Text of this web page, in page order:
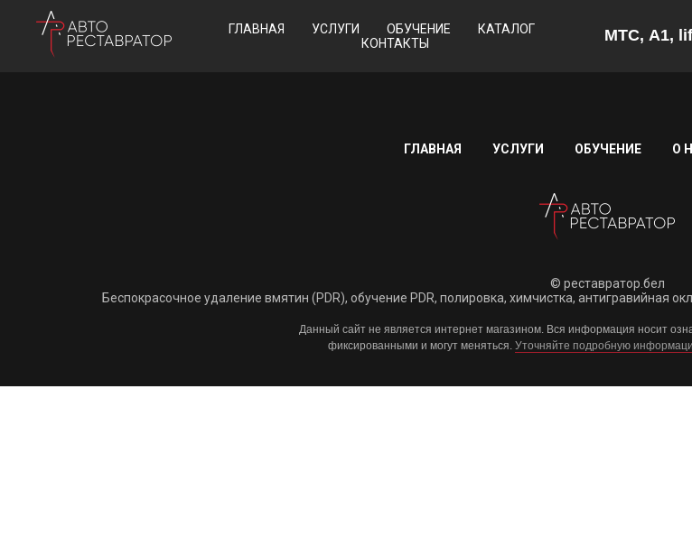
ГЛАВНАЯ УСЛУГИ ОБУЧЕНИЕ
КАТАЛОГ
КОНТАКТЫ
МТС, А1,
ГЛАВНАЯ УСЛУГИ ОБУЧЕНИЕ О
© реставратор.бел
Беспокрасочное удаление вмятин (PDR), обучение PDR, полировка, химчистка, антигравийная
Данный сайт не является интернет магазином. Вся информация носит
фиксированными и могут меняться. Уточняйте подробную